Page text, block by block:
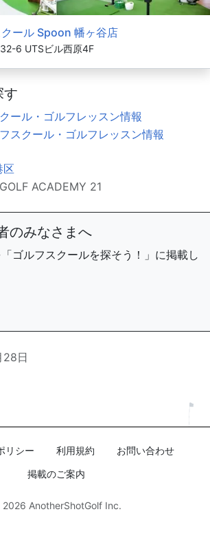
ール Spoon 幡ヶ谷店
6 UTSビル西原4F
す
ール・ゴルフレッスン情報
スクール・ゴルフレッスン情報
区
ACADEMY 21
のみなさまへ
ゴルフスクールを探そう！」に掲載し
日
リシー 利用規約
お問い合わせ
掲載のご案内
AnotherShotGolf Inc.